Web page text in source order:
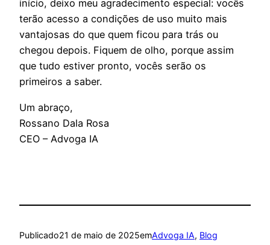
início, deixo meu agradecimento especial: vocês
terão acesso a condições de uso muito mais
vantajosas do que quem ficou para trás ou
chegou depois. Fiquem de olho, porque assim
que tudo estiver pronto, vocês serão os
primeiros a saber.
Um abraço,
Rossano Dala Rosa
CEO – Advoga IA
Publicado21 de maio de 2025emAdvoga IA, Blog